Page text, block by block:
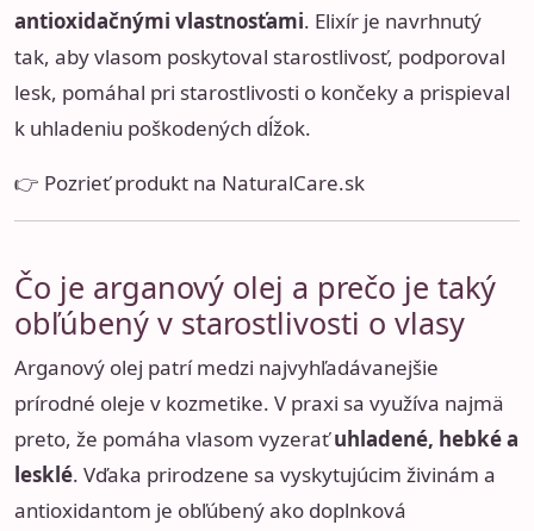
antioxidačnými vlastnosťami. Elixír je navrhnutý
tak, aby vlasom poskytoval starostlivosť, podporoval
lesk, pomáhal pri starostlivosti o končeky a prispieval
k uhladeniu poškodených dĺžok.
👉 Pozrieť produkt na NaturalCare.sk
Čo je arganový olej a prečo je taký
obľúbený v starostlivosti o vlasy
Arganový olej patrí medzi najvyhľadávanejšie
prírodné oleje v kozmetike. V praxi sa využíva najmä
preto, že pomáha vlasom vyzeraťuhladené, hebké a
lesklé. Vďaka prirodzene sa vyskytujúcim živinám a
antioxidantom je obľúbený ako doplnková